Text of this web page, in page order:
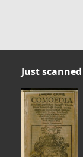
Just scanned